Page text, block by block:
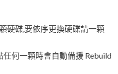
硬碟,要依序更換硬碟請一顆
任何一顆時會自動備援 Rebuild